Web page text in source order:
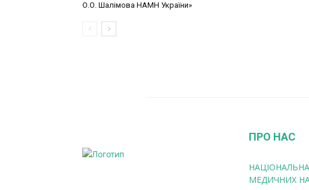
О.О. Шалімова НАМН України»
ПРО НАС
МЕДИЧНИХ